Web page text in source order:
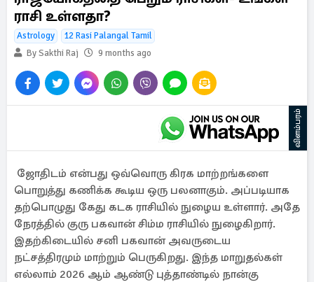
ராசி உள்ளதா?
Astrology
12 Rasi Palangal Tamil
By Sakthi Raj
9 months ago
விளம்பரம்
ஜோதிடம் என்பது ஒவ்வொரு கிரக மாற்றங்களை
பொறுத்து கணிக்க கூடிய ஒரு பலனாகும். அப்படியாக
தற்பொழுது கேது கடக ராசியில் நுழைய உள்ளார். அதே
நேரத்தில் குரு பகவான் சிம்ம ராசியில் நுழைகிறார்.
இதற்கிடையில் சனி பகவான் அவருடைய
நட்சத்திரமும் மாற்றும் பெருகிறது. இந்த மாறுதல்கள்
எல்லாம் 2026 ஆம் ஆண்டு புத்தாண்டில் நான்கு